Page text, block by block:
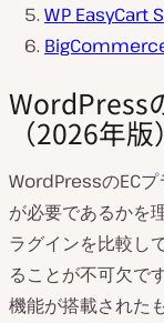
WP EasyCart
WordPress
（2026年版）
WordPressのEC
が必要であるかを
ラグインを比較し
ることが不可欠で
機能が搭載された